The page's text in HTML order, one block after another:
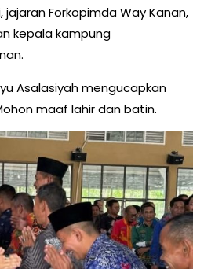
jajaran Forkopimda Way Kanan,
kepala kampung
Asalasiyah mengucapkan
maaf lahir dan batin.